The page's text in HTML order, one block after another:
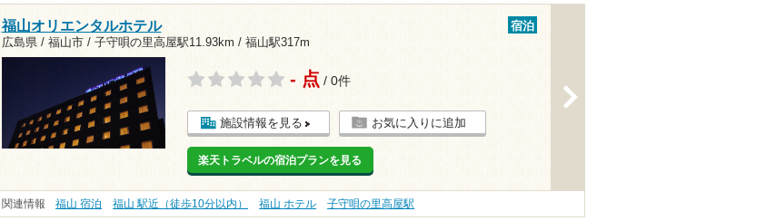
福山オリエンタルホテル
広島県 / 福山市 / 子守唄の里高屋駅11.93km / 福山駅317m
宿泊
- 点 / 0件
施設情報を見る お気に入りに追加
楽天トラベルの宿泊プランを見る
関連情報 福山 宿泊 福山 駅近（徒歩10分以内） 福山 ホテル 子守唄の里高屋駅